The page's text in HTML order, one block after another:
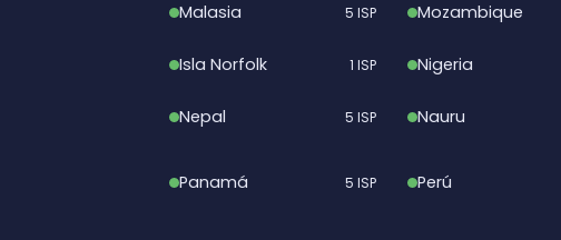
Malasia 5 ISP Mozambique
Isla Norfolk 1 ISP Nigeria
Nepal 5 ISP Nauru
Panamá 5 ISP Perú